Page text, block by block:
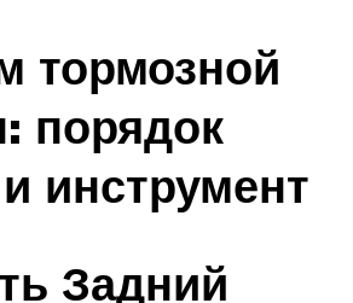
тормозной
порядок
инструмент
Задний